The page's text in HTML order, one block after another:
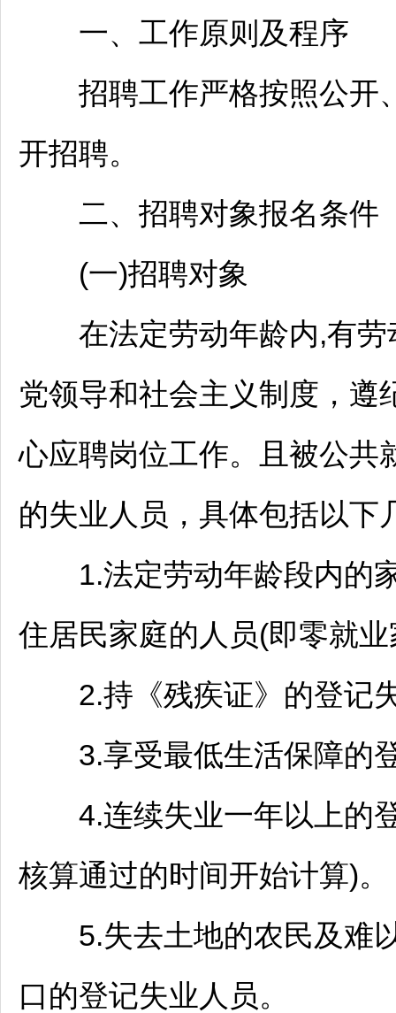
一、工作原则及程序
招聘工作严格按照公开
开招聘。
二、 招聘对象报名条件
(一)招聘对象
在法定劳动年龄内,有劳
党领导和社会主义制度，遵
心应聘岗位工作。且被公共
的失业人员，具体包括以下
1.法定劳动年龄段内的家
住居民家庭的人员(即零就
2.持《残疾证》的登记
3.享受最低生活保障的
4.连续失业一年以上的登
核算通过的时间开始计算)。
5.失去土地的农民及难以
口的登记失业人员。